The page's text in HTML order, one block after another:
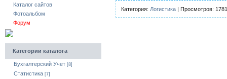
Каталог сайтов
Фотоальбом
Форум
Категории каталога
Бухгалтерский Учет [8]
Статистика [7]
Категория: Логистика | Просмотров: